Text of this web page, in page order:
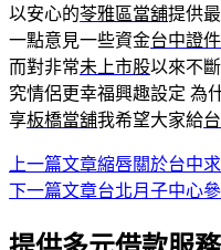
以安心的苓雅區當舖提供
一點意見一些資金台中證
而對非常未上市股以來不
究情侶更幸福興趣設定 為
享板橋當舖我希望大家給
文
章
上一篇文章縮唇關於台中
下一篇文章台北月子中心